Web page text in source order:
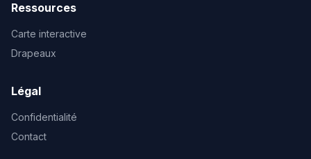
Ressources
Carte interactive
Drapeaux
Légal
Confidentialité
Contact